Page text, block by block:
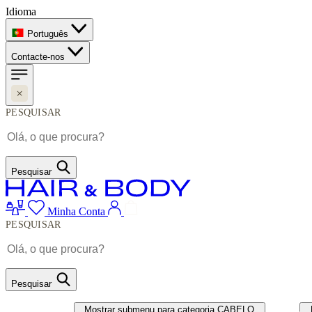
Idioma
Português
Contacte-nos
PESQUISAR
Pesquisar
Minha Conta
PESQUISAR
Pesquisar
Mostrar submenu para categoria CABELO UNHAS